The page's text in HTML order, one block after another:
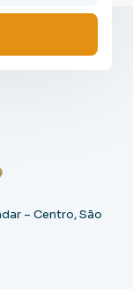
– Centro, São